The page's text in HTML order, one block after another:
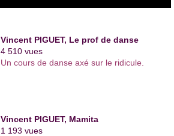
Vincent PIGUET, Le prof de danse
4 510 vues
Un cours de danse axé sur le ridicule.
Vincent PIGUET, Mamita
1 193 vues